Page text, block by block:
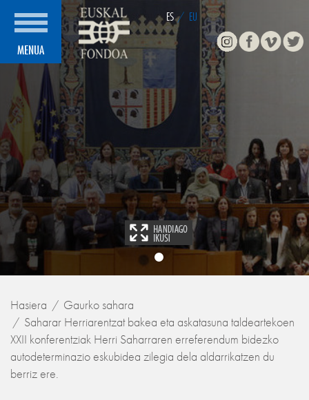
MENUA
ES / EU
Instagram
Hasiera
Gaurko sahara
Saharar Herriarentzat bakea eta askatasuna taldeartekoen
XXII konferentziak Herri Saharraren erreferendum bidezko
autodeterminazio eskubidea zilegia dela aldarrikatzen du
berriz ere.